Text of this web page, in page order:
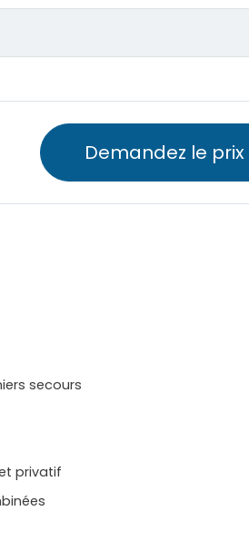
Demandez le prix
secours
privatif